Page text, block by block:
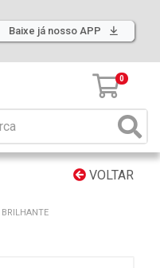
Baixe já nosso APP
0
VOLTAR